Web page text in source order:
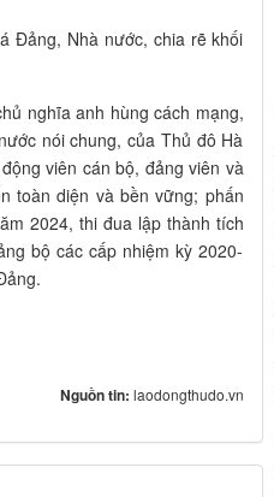
Đảng, Nhà nước, chia rẽ khối
nghĩa anh hùng cách mạng,
nói chung, của Thủ đô Hà
viên cán bộ, đảng viên và
toàn diện và bền vững; phấn
2024, thi đua lập thành tích
bộ các cấp nhiệm kỳ 2020-
Nguồn tin: laodongthudo.vn